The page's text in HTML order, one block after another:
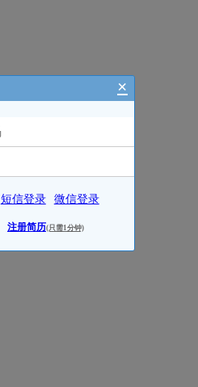
×
短信登录 微信登录
注册简历(只需1分钟)